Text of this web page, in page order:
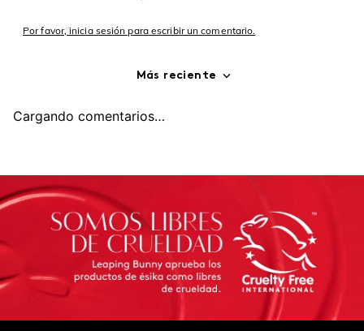
Por favor, inicia sesión para escribir un comentario.
Más reciente
Cargando comentarios…